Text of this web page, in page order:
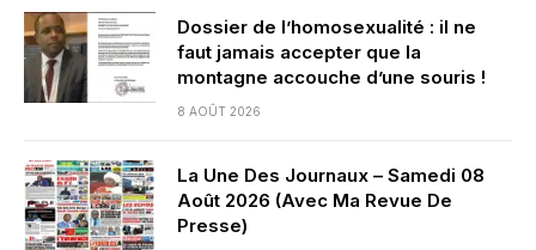
Dossier de l’homosexualité : il ne
faut jamais accepter que la
montagne accouche d’une souris !
8 AOÛT 2026
La Une Des Journaux – Samedi 08
Août 2026 (Avec Ma Revue De
Presse)